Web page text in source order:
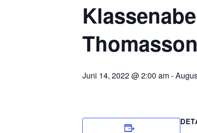
Thomasson
Juni 14, 2022 @ 2:00 am-